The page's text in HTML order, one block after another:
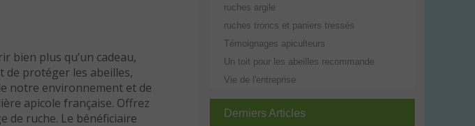
bien plus qu’un cadeau,
de protéger les abeilles,
notre environnement et de
apicole française. Offrez
de ruche. Le bénéficiaire
ruches argile
ruches troncs et paniers tressés
Témoignages apiculteurs
Un toit pour les abeilles recommande
Vie de l'entreprise
Derniers Articles